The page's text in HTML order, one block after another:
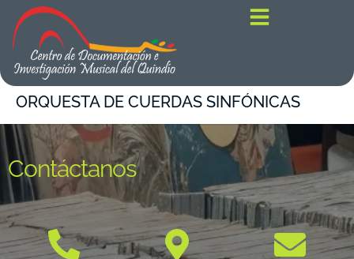
contenido
ORQUESTA DE CUERDAS SINFÓNICAS
Contáctanos